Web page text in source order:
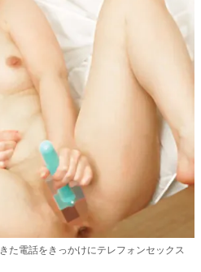
た電話をきっかけにテレフォンセックス